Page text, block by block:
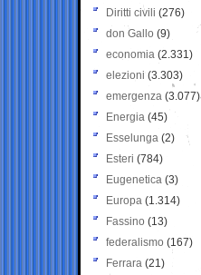
Diritti civili (276)
don Gallo (9)
economia (2.331)
elezioni (3.303)
emergenza (3.077)
Energia (45)
Esselunga (2)
Esteri (784)
Eugenetica (3)
Europa (1.314)
Fassino (13)
federalismo (167)
Ferrara (21)